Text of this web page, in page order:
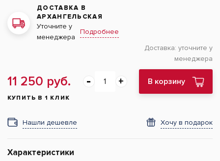
ДОСТАВКА В
АРХАНГЕЛЬСКАЯ
Уточните у
менеджера
Подробнее
Доставка: уточните у
менеджера
11 250 руб. В корзину
КУПИТЬ В 1 КЛИК
Нашли дешевле Хочу в подарок
Характеристики